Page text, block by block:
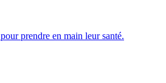
prendre en main leur santé.